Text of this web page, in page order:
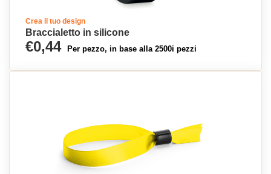
Crea il tuo design
Braccialetto in silicone
€0,44 Per pezzo, in base alla 2500i pezzi